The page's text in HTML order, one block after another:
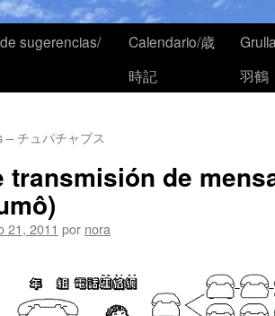
sugerencias/
Calendario/歳
時記
羽鶴
チュパチャプス
transmisión de
21, 2011 por nora